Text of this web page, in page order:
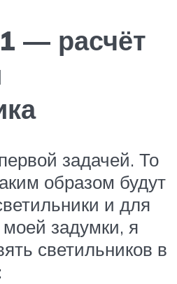
— расчёт
задачей. То
образом будут
и для
задумки, я
светильников в